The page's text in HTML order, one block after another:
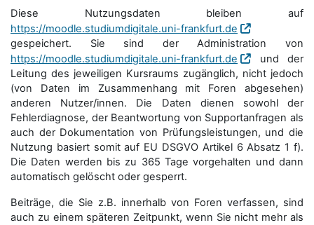
Diese Nutzungsdaten bleiben auf
https://moodle.studiumdigitale.uni-frankfurt.de
gespeichert. Sie sind der Administration von
https://moodle.studiumdigitale.uni-frankfurt.de
und der
Leitung des jeweiligen Kursraums zugänglich, nicht jedoch
(von Daten im Zusammenhang mit Foren abgesehen)
anderen Nutzer/innen. Die Daten dienen sowohl der
Fehlerdiagnose, der Beantwortung von Supportanfragen als
auch der Dokumentation von Prüfungsleistungen, und die
Nutzung basiert somit auf EU DSGVO Artikel 6 Absatz 1 f).
Die Daten werden bis zu 365 Tage vorgehalten und dann
automatisch gelöscht oder gesperrt.
Beiträge, die Sie z.B. innerhalb von Foren verfassen, sind
auch zu einem späteren Zeitpunkt, wenn Sie nicht mehr als